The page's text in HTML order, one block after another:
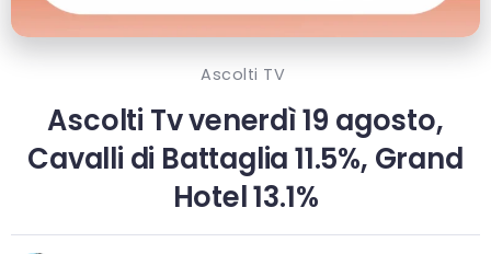
Ascolti TV
Ascolti Tv venerdì 19 agosto,
Cavalli di Battaglia 11.5%, Grand
Hotel 13.1%